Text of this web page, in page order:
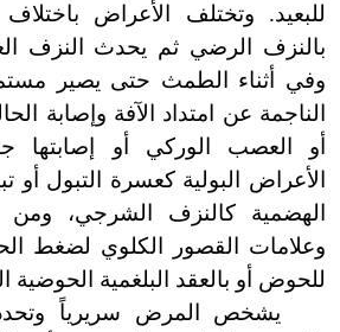
للبعيد. وتختلف الأعراض باختلاف
بالنزف الرضي ثم يحدث النزف
وفي أثناء الطمث حتى يصير
الناجمة عن امتداد الآفة وإصابة
أو العصب الوركي أو إصابتها
الأعراض البولية كعسرة التبول أو
الهضمية كالنزف الشرجي،
وعلامات القصور الكلوي لضغط
للحوض أو بالعقد البلغمية الحوضية
يشخص المرض سريرياً